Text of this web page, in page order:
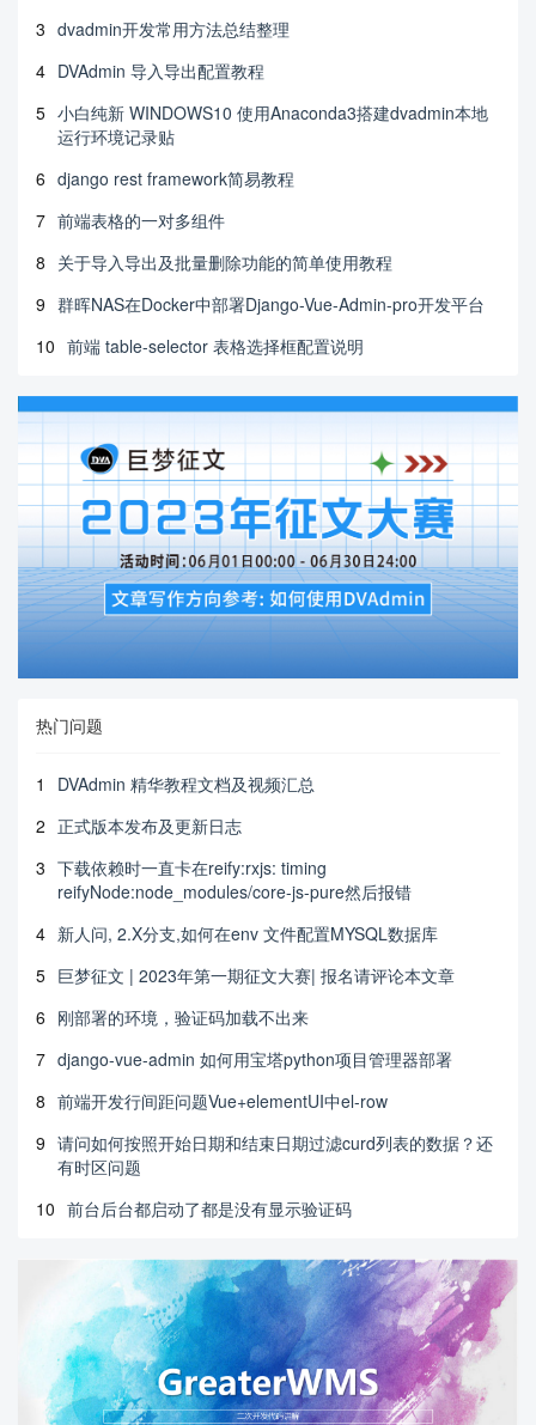
3 dvadmin开发常用方法总结整理
4 DVAdmin 导入导出配置教程
5 小白纯新 WINDOWS10 使用Anaconda3搭建dvadmin本地
运行环境记录贴
6 django rest framework简易教程
7 前端表格的一对多组件
8 关于导入导出及批量删除功能的简单使用教程
9 群晖NAS在Docker中部署Django-Vue-Admin-pro开发平台
10 前端 table-selector 表格选择框配置说明
热门问题
1
DVAdmin 精华教程文档及视频汇总
2 正式版本发布及更新日志
3 下载依赖时一直卡在reify:rxjs: timing
reifyNode:node_modules/core-js-pure然后报错
4 新人问, 2.X分支,如何在env 文件配置MYSQL数据库
5 巨梦征文 | 2023年第一期征文大赛| 报名请评论本文章
6 刚部署的环境，验证码加载不出来
7 django-vue-admin 如何用宝塔python项目管理器部署
8 前端开发行间距问题Vue+elementUI中el-row
9 请问如何按照开始日期和结束日期过滤curd列表的数据？还
有时区问题
10 前台后台都启动了都是没有显示验证码